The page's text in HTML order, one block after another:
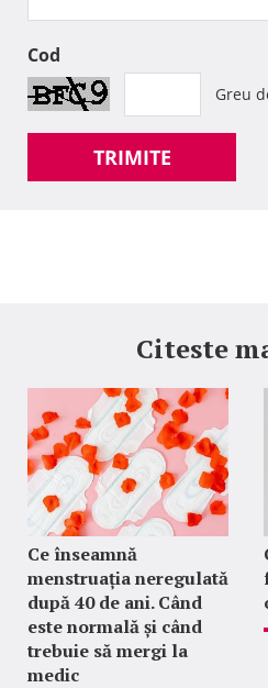
Cod
Greu
TRIMITE
Citeste
Ce înseamnă
menstruația neregulată
după 40 de ani. Când
este normală și când
trebuie să mergi la
medic